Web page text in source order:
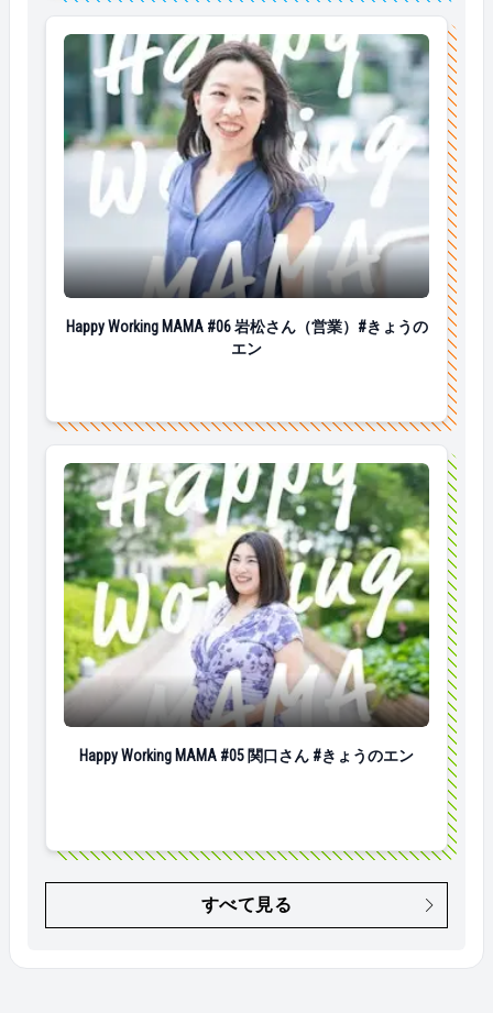
Happy Working MAMA #06 岩松さん（営業）#きょうの
Happy Working MAMA #06 岩松さん（営業）#きょうの
エン
Happy Working MAMA #05 関口さん #きょうのエン
すべて見る